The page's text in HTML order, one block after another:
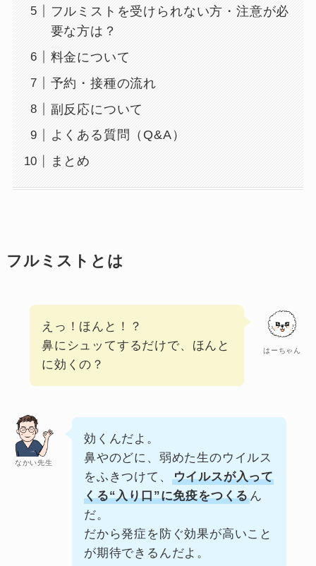
フルミストを受けられない方・注意が必
要な方は？
料金について
予約・接種の流れ
副反応について
よくある質問（Q&A）
まとめ
フルミストとは
はーちゃん
えっ！ほんと！？
鼻にシュッてするだけで、ほんと
に効くの？
なかい先生
効くんだよ。
鼻やのどに、弱めた生のウイルス
をふきつけて、
ウイルスが入って
くる“入り口”に免疫をつくるん
だ。
だから発症を防ぐ効果が高いこと
が期待できるんだよ。